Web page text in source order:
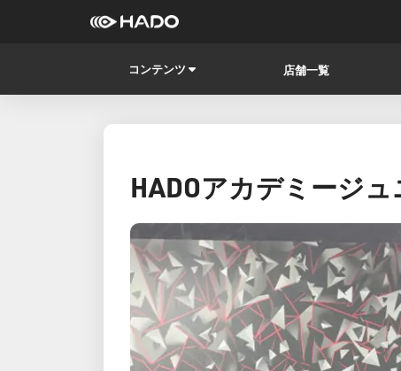
コンテンツ 店舗一覧
HADOアカデミージ